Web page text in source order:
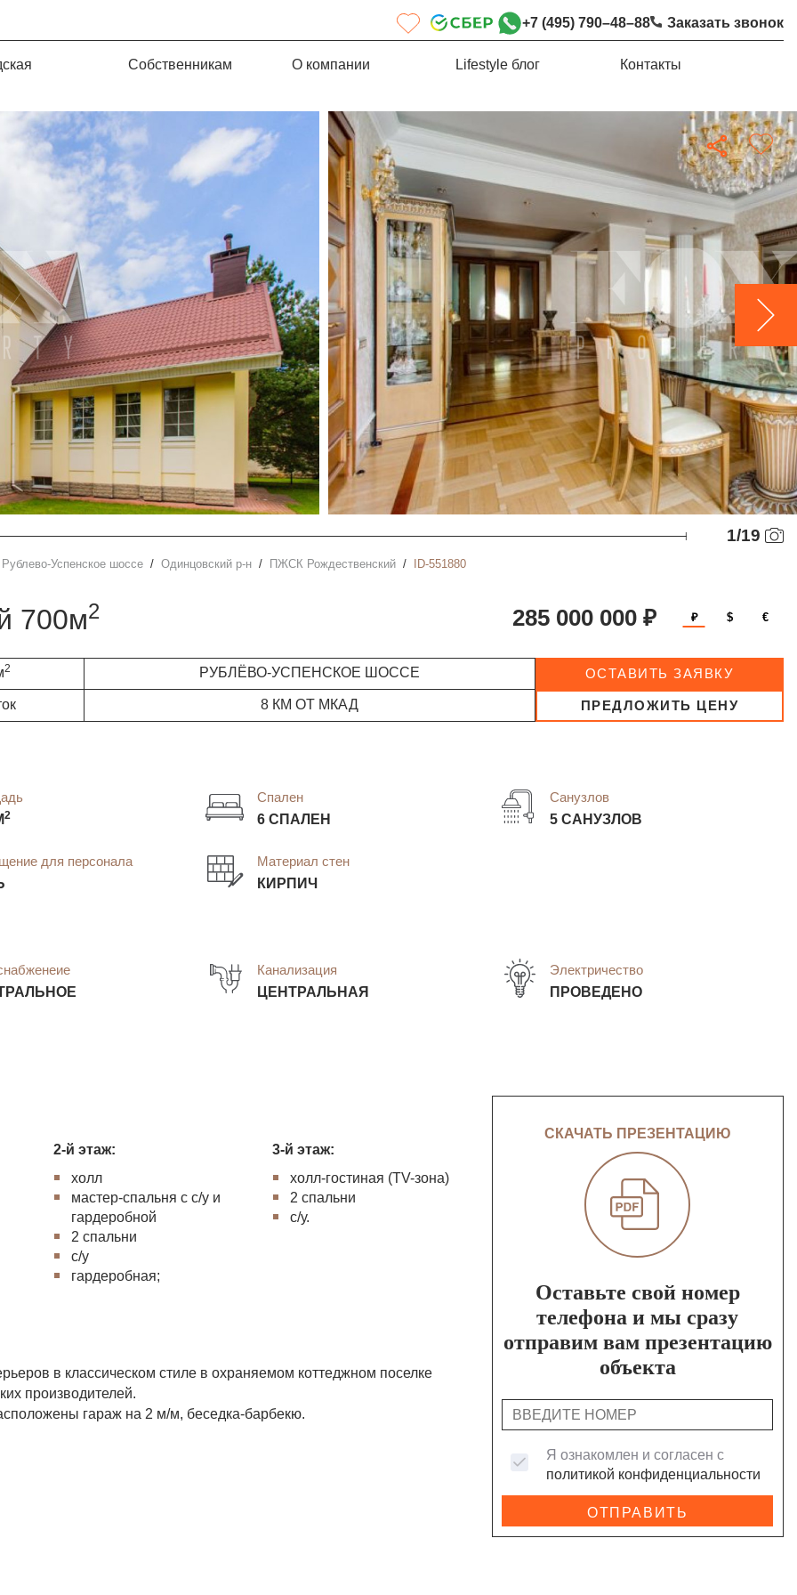
+7 (495) 790–48–88 Заказать звонок
Собственникам О компании Lifestyle блог Контакты
1/19
Рублево-Успенское шоссе Одинцовский р-н ПЖСК Рождественский ID-551880
700м2 285 000 000 ₽ ₽ $ €
2
РУБЛЁВО-УСПЕНСКОЕ ШОССЕ
8 КМ ОТ МКАД
ОСТАВИТЬ ЗАЯВКУ
ПРЕДЛОЖИТЬ ЦЕНУ
2
Спален
6 СПАЛЕН
Санузлов
5 САНУЗЛОВ
для персонала Материал стен
КИРПИЧ
Канализация
ЦЕНТРАЛЬНАЯ
Электричество
ПРОВЕДЕНО
2-й этаж:
холл
мастер-спальня с с/у и
гардеробной
2 спальни
с/у
гардеробная;
3-й этаж:
холл-гостиная (ТV-зона)
2 спальни
с/у.
в классическом стиле в охраняемом коттеджном поселке
производителей.
гараж на 2 м/м, беседка-барбекю.
СКАЧАТЬ ПРЕЗЕНТАЦИЮ
Оставьте свой номер
телефона и мы сразу
отправим вам презентацию
объекта
Я ознакомлен и согласен с
политикой конфиденциальности
ОТПРАВИТЬ